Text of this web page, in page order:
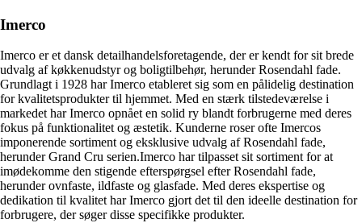
Imerco
Imerco er et dansk detailhandelsforetagende, der er kendt for sit brede
udvalg af køkkenudstyr og boligtilbehør, herunder Rosendahl fade.
Grundlagt i 1928 har Imerco etableret sig som en pålidelig destination
for kvalitetsprodukter til hjemmet. Med en stærk tilstedeværelse i
markedet har Imerco opnået en solid ry blandt forbrugerne med deres
fokus på funktionalitet og æstetik. Kunderne roser ofte Imercos
imponerende sortiment og eksklusive udvalg af Rosendahl fade,
herunder Grand Cru serien.Imerco har tilpasset sit sortiment for at
imødekomme den stigende efterspørgsel efter Rosendahl fade,
herunder ovnfaste, ildfaste og glasfade. Med deres ekspertise og
dedikation til kvalitet har Imerco gjort det til den ideelle destination for
forbrugere, der søger disse specifikke produkter.